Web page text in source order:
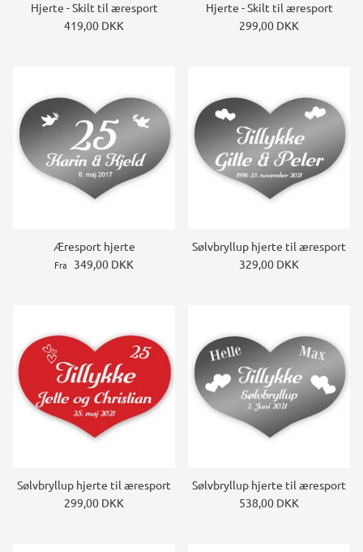
Konstruktions køretøj temafest
Katte temafest
Hjerte - Skilt til æresport
419,00 DKK
Hjerte - Skilt til æresport
299,00 DKK
Æresport hjerte
Fra 349,00 DKK
Sølvbryllup hjerte til æresport
329,00 DKK
Sølvbryllup hjerte til æresport
299,00 DKK
Sølvbryllup hjerte til æresport
538,00 DKK